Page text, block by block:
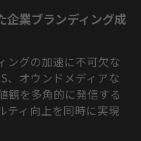
企業ブランディング成
ングの加速に不可欠な
、オウンドメディアな
観を多角的に発信する
ティ向上を同時に実現